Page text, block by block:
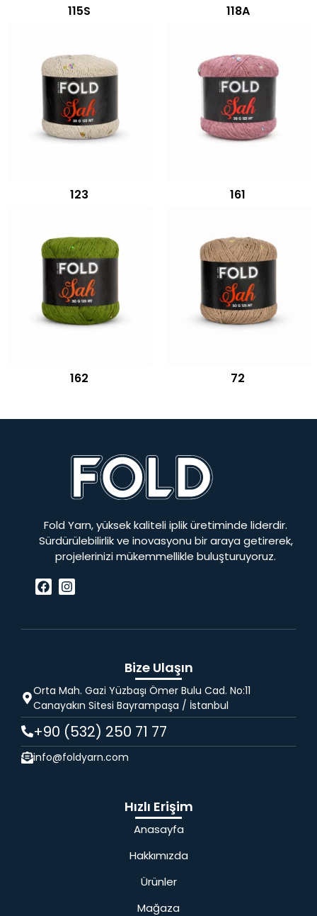
115S 118A
123 161
162 72
Fold Yarn, yüksek kaliteli iplik üretiminde liderdir.
Sürdürülebilirlik ve inovasyonu bir araya getirerek,
projelerinizi mükemmellikle buluşturuyoruz.
Bize Ulaşın
Orta Mah. Gazi Yüzbaşı Ömer Bulu Cad. No:11
Canayakın Sitesi Bayrampaşa / İstanbul
+90 (532) 250 71 77
info@foldyarn.com
Hızlı Erişim
Anasayfa
Hakkımızda
Ürünler
Mağaza